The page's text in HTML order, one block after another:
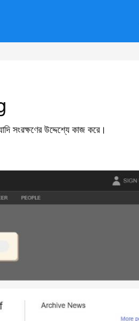
সংরক্ষণের উদ্দেশ্যে কাজ করে।